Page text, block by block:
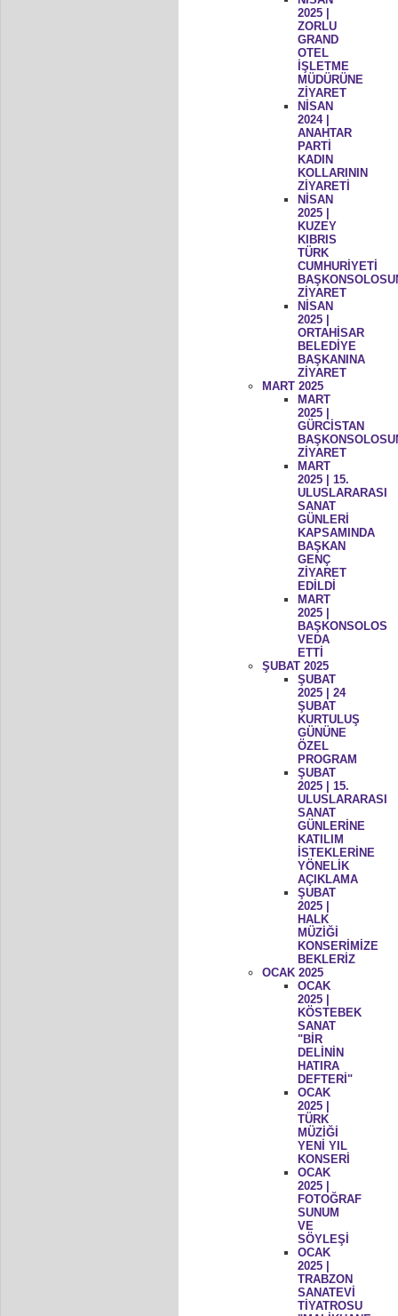
2025 |
ZORLU
GRAND
OTEL
İŞLETME
MÜDÜRÜNE
ZİYARET
NİSAN
2024 |
ANAHTAR
PARTİ
KADIN
KOLLARININ
ZİYARETİ
NİSAN
2025 |
KUZEY
KIBRIS
TÜRK
CUMHURİYETİ
ZİYARET
NİSAN
2025 |
ORTAHİSAR
BELEDİYE
BAŞKANINA
ZİYARET
MART 2025
MART
2025 |
GÜRCİSTAN
ZİYARET
MART
2025 | 15.
ULUSLARARASI
SANAT
GÜNLERİ
KAPSAMINDA
BAŞKAN
GENÇ
ZİYARET
EDİLDİ
MART
2025 |
BAŞKONSOLOS
VEDA
ETTİ
ŞUBAT 2025
ŞUBAT
2025 | 24
ŞUBAT
KURTULUŞ
GÜNÜNE
ÖZEL
PROGRAM
ŞUBAT
2025 | 15.
ULUSLARARASI
SANAT
GÜNLERİNE
KATILIM
İSTEKLERİNE
YÖNELİK
AÇIKLAMA
ŞUBAT
2025 |
HALK
MÜZİĞİ
KONSERİMİZE
BEKLERİZ
OCAK 2025
OCAK
2025 |
KÖSTEBEK
SANAT
"BİR
DELİNİN
HATIRA
DEFTERİ"
OCAK
2025 |
TÜRK
MÜZİĞİ
YENİ YIL
KONSERİ
OCAK
2025 |
FOTOĞRAF
SUNUM
VE
SÖYLEŞİ
OCAK
2025 |
TRABZON
SANATEVİ
TİYATROSU